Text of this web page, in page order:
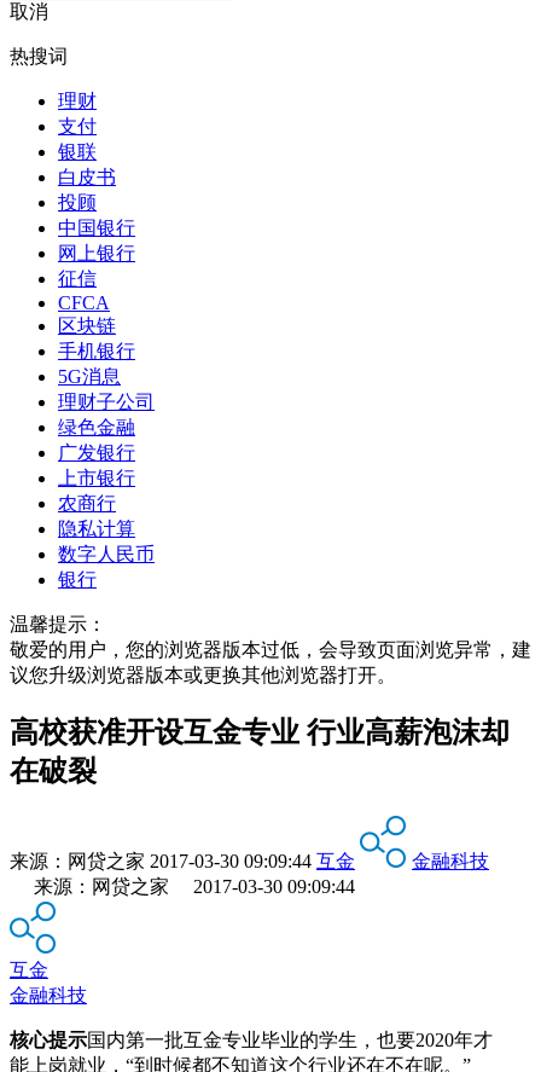
取消
热搜词
理财
支付
银联
白皮书
投顾
中国银行
网上银行
征信
CFCA
区块链
手机银行
5G消息
理财子公司
绿色金融
广发银行
上市银行
农商行
隐私计算
数字人民币
银行
温馨提示：
敬爱的用户，您的浏览器版本过低，会导致页面浏览异常，建
议您升级浏览器版本或更换其他浏览器打开。
高校获准开设互金专业 行业高薪泡沫却
在破裂
来源： 网贷之家 2017-03-30 09:09:44 互金
金融科技
来源：网贷之家 2017-03-30 09:09:44
互金
金融科技
核心提示国内第一批互金专业毕业的学生，也要2020年才
能上岗就业，“到时候都不知道这个行业还在不在呢。”